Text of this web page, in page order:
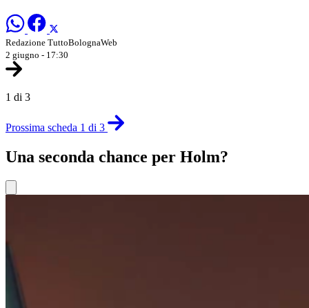
Redazione TuttoBolognaWeb
2 giugno - 17:30
1 di 3
Prossima scheda 1 di 3
Una seconda chance per Holm?